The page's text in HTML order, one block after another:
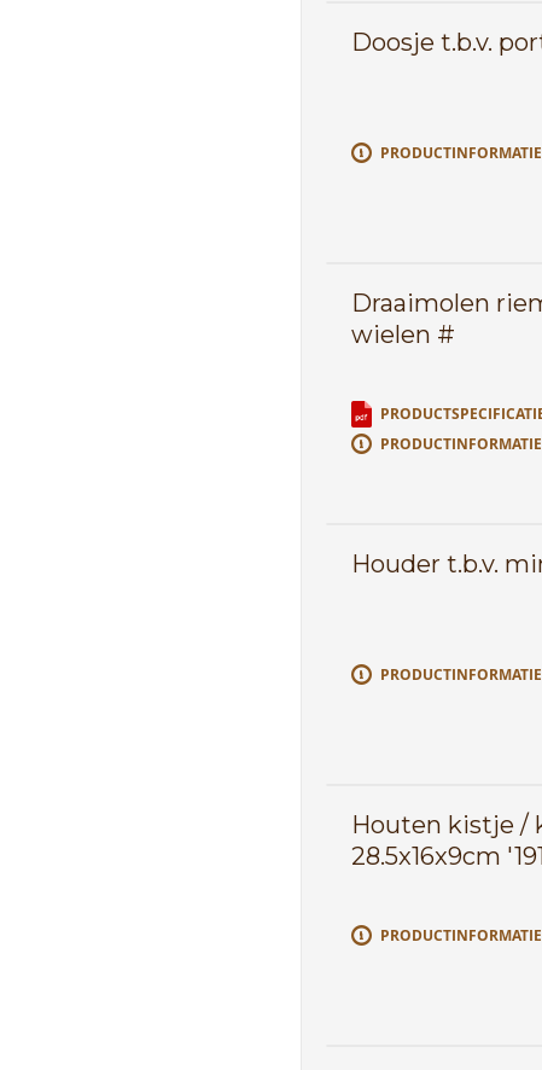
Doosje t.b.v.
PRODUCTINFORMATIE
Draaimolen
wielen #
PRODUCTINFORMATIE
Houder t.b.v.
PRODUCTINFORMATIE
Houten kistje /
28.5x16x9cm
PRODUCTINFORMATIE